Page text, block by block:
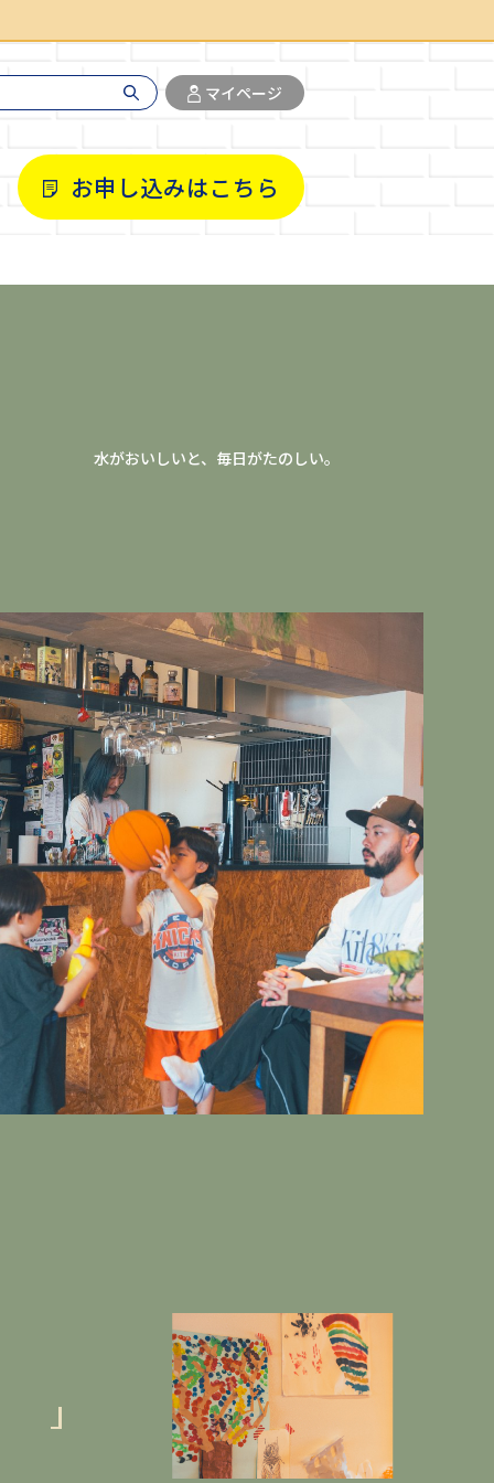
マイページ
お申し込みはこちら
水がおいしいと、毎日がたのしい。